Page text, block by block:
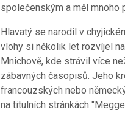
společenským a měl mnoho
Hlavatý se narodil v
vlohy si několik let rozvíjel
Mnichově, kde strávil více
zábavných časopisů. Jeho
francouzských nebo
na titulních stránkách